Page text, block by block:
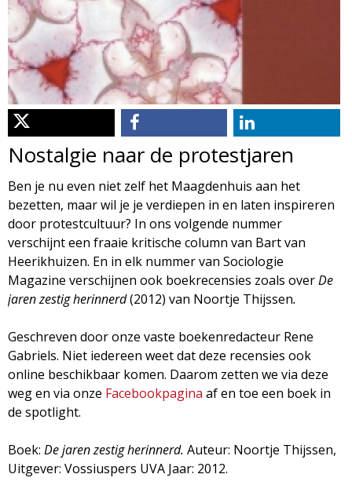
i
o
l
o
g
i
e
M
a
g
a
z
i
d
m
e
n
u
Nostalgie naar de protestjaren
Ben je nu even niet zelf het Maagdenhuis aan het
bezetten, maar wil je je verdiepen in en laten inspireren
door protestcultuur? In ons volgende nummer
verschijnt een fraaie kritische column van Bart van
Heerikhuizen. En in elk nummer van Sociologie
Magazine verschijnen ook boekrecensies zoals overDe
jaren zestig herinnerd(2012) van Noortje Thijssen.
Geschreven door onze vaste boekenredacteur Rene
Gabriels. Niet iedereen weet dat deze recensies ook
online beschikbaar komen. Daarom zetten we via deze
weg en via onze Facebookpagina af en toe een boek in
de spotlight.
Boek: De jaren zestig herinnerd. Auteur: Noortje Thijssen,
Uitgever: Vossiuspers UVA Jaar: 2012.